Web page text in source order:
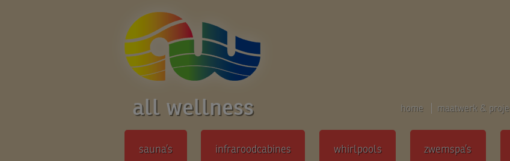
all wellness home maatwerk &
sauna’s infraroodcabines whirlpools zwemspa’s